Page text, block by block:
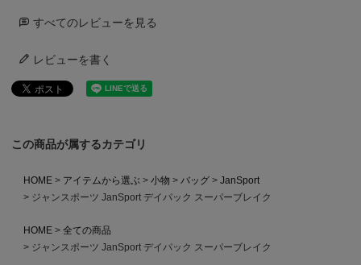
すべてのレビューを見る
レビューを書く
この商品が属するカテゴリ
HOME アイテムから選ぶ 小物 バッグ
JanSport
ジャンスポーツ JanSport デイパック スーパーブレイク
HOME
全ての商品
ジャンスポーツ JanSport デイパック スーパーブレイク